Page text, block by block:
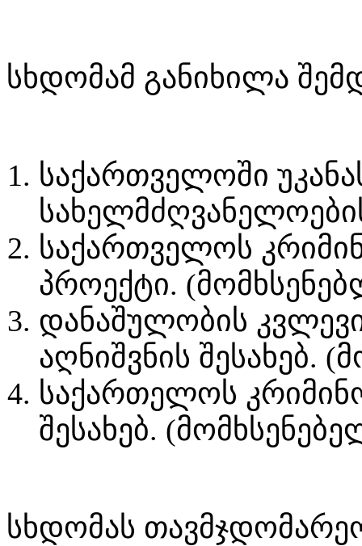
სხდომამ განიხილა
საქართველოში
საქართველოს
პროექტი.
დანაშულობის
აღნიშვნის შესახებ.
საქართელოს
შესახებ.
სხდომას